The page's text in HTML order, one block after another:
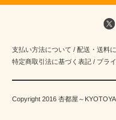
支払い方法について / 配送・送料
特定商取引法に基づく表記 / プラ
Copyright 2016 杏都屋～